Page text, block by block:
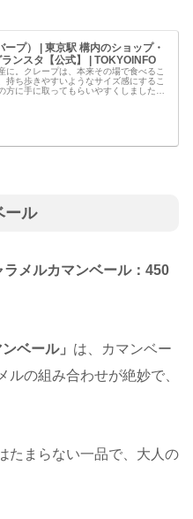
プ） | 東京駅 構内のショップ・
ンスタ【公式】 | TOKYOINFO
に。クレープは、本来その場で食べるこ
持ち歩きやすいようなサイズ感にするこ
方に手に取ってもらいやすくしました。
ール
メルカマンベール：450
ベール」 は、カマンベー
ルの組み合わせが絶妙で、
たまらない一品で、大人の